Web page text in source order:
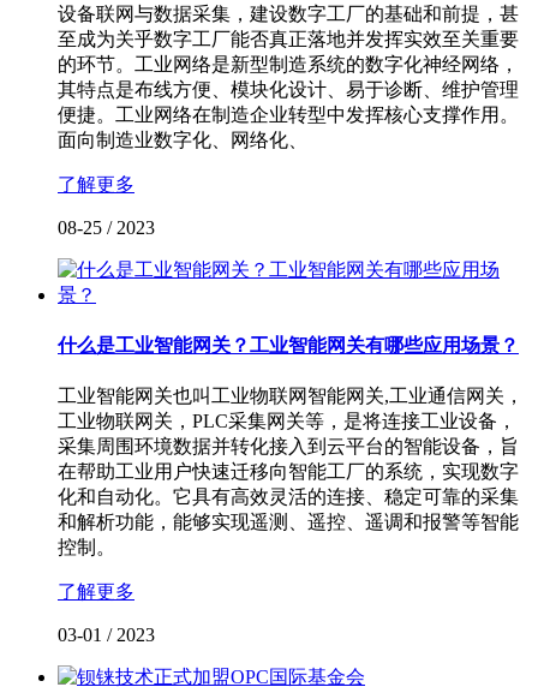
设备联网与数据采集，建设数字工厂的基础和前提，甚
至成为关乎数字工厂能否真正落地并发挥实效至关重要
的环节。工业网络是新型制造系统的数字化神经网络，
其特点是布线方便、模块化设计、易于诊断、维护管理
便捷。工业网络在制造企业转型中发挥核心支撑作用。
面向制造业数字化、网络化、
了解更多
08-25 / 2023
什么是工业智能网关？工业智能网关有哪些应用场景？
工业智能网关也叫工业物联网智能网关,工业通信网关，
工业物联网关，PLC采集网关等，是将连接工业设备，
采集周围环境数据并转化接入到云平台的智能设备，旨
在帮助工业用户快速迁移向智能工厂的系统，实现数字
化和自动化。它具有高效灵活的连接、稳定可靠的采集
和解析功能，能够实现遥测、遥控、遥调和报警等智能
控制。
了解更多
03-01 / 2023